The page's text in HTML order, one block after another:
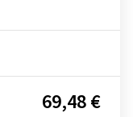
69,48 €